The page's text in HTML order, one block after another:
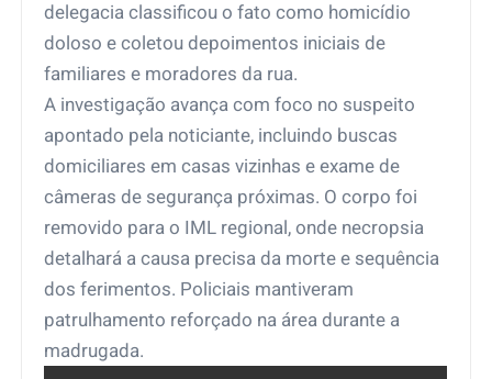
delegacia classificou o fato como homicídio
doloso e coletou depoimentos iniciais de
familiares e moradores da rua.
A investigação avança com foco no suspeito
apontado pela noticiante, incluindo buscas
domiciliares em casas vizinhas e exame de
câmeras de segurança próximas. O corpo foi
removido para o IML regional, onde necropsia
detalhará a causa precisa da morte e sequência
dos ferimentos. Policiais mantiveram
patrulhamento reforçado na área durante a
madrugada.